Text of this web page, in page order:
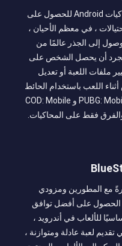
بينما قد يستخدم بعض الأشخاص محاكيات Android للحصول على
، في معظم الأحيان ،
إلى الجذر عالمًا من
بمجرد أن يحصل الشخص على
ملفات اللعبة أو تعديل
اللعب باستخدام الحائط
واختراق الهدف. بعض الألعاب مثل PUBG: Mobile و COD: Mobile
فقط على المحاكيات.
مع المطورين ومزودي
الحصول على أفضل توافق
للألعاب في أندرويد ،
لعبة عادلة ومتوازنة ،